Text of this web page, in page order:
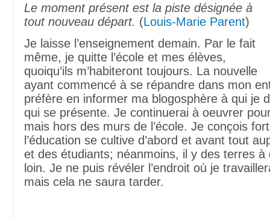
Le moment présent est la piste désignée à
tout nouveau départ. (Louis-Marie Parent)
Je laisse l’enseignement demain. Par le fait
même, je quitte l’école et mes élèves,
quoiqu’ils m’habiteront toujours. La nouvelle
ayant commencé à se répandre dans mon
préfère en informer ma blogosphère à qui je
qui se présente. Je continuerai à oeuvrer
mais hors des murs de l’école. Je conçois
l’éducation se cultive d’abord et avant tout
et des étudiants; néanmoins, il y des terres à
loin. Je ne puis révéler l’endroit où je
mais cela ne saura tarder.